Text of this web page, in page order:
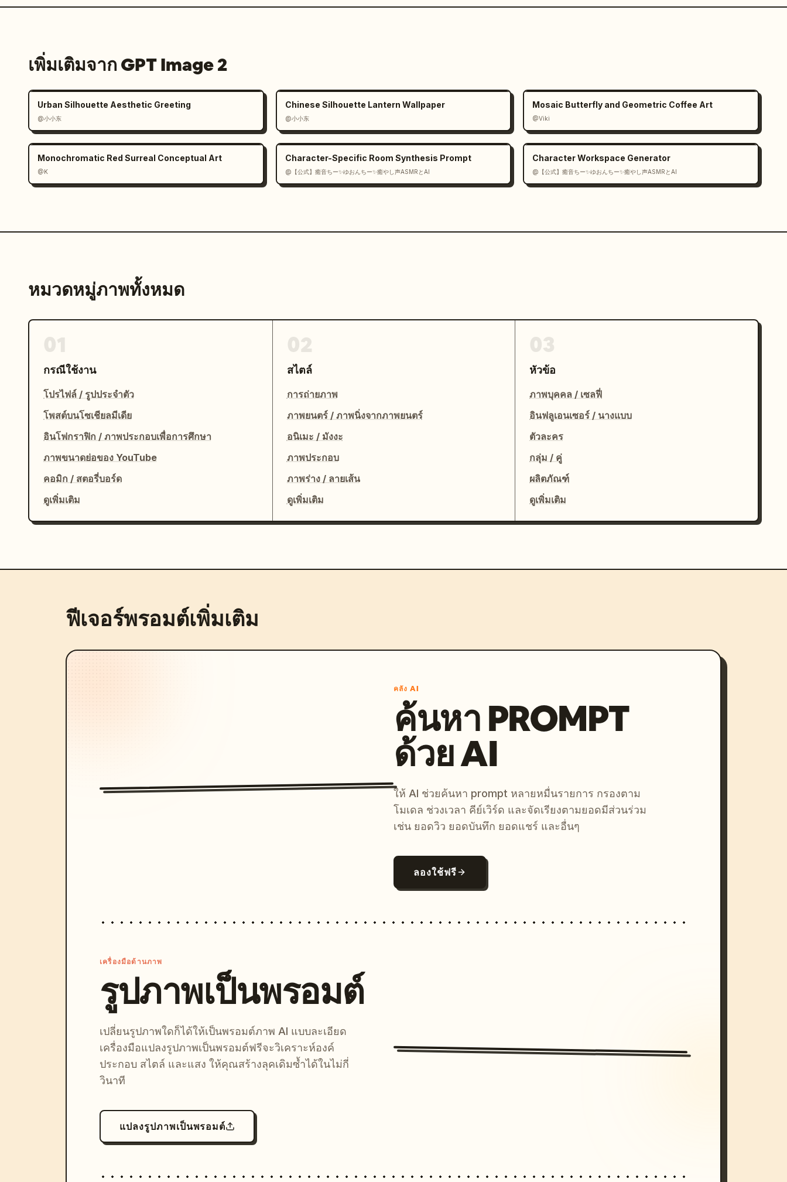
เพิ่มเติมจาก GPT Image 2
Urban Silhouette Aesthetic Greeting
@小小东
Chinese Silhouette Lantern Wallpaper
@小小东
Mosaic Butterfly and Geometric Coffee Art
@Viki
Monochromatic Red Surreal Conceptual Art
@K
Character-Specific Room Synthesis Prompt
@【公式】癒音ちー✨ゆおんちー✨癒やし声ASMRとAI
Character Workspace Generator
@【公式】癒音ちー✨ゆおんちー✨癒やし声ASMRとAI
หมวดหมู่ภาพทั้งหมด
กรณีใช้งาน
โปรไฟล์ / รูปประจำตัว
โพสต์บนโซเชียลมีเดีย
อินโฟกราฟิก / ภาพประกอบเพื่อการศึกษา
ภาพขนาดย่อของ YouTube
คอมิก / สตอรี่บอร์ด
ดูเพิ่มเติม
สไตล์
การถ่ายภาพ
ภาพยนตร์ / ภาพนิ่งจากภาพยนตร์
อนิเมะ / มังงะ
ภาพประกอบ
ภาพร่าง / ลายเส้น
ดูเพิ่มเติม
หัวข้อ
ภาพบุคคล / เซลฟี่
อินฟลูเอนเซอร์ / นางแบบ
ตัวละคร
กลุ่ม / คู่
ผลิตภัณฑ์
ดูเพิ่มเติม
ฟีเจอร์พรอมต์เพิ่มเติม
คลัง AI
ค้นหา PROMPT
ด้วย AI
ให้ AI ช่วยค้นหา prompt หลายหมื่นรายการ กรองตาม
โมเดล ช่วงเวลา คีย์เวิร์ด และจัดเรียงตามยอดมีส่วนร่วม
เช่น ยอดวิว ยอดบันทึก ยอดแชร์ และอื่นๆ
ลองใช้ฟรี
เครื่องมือด้านภาพ
รูปภาพเป็นพรอมต์
เปลี่ยนรูปภาพใดก็ได้ให้เป็นพรอมต์ภาพ AI แบบละเอียด
เครื่องมือแปลงรูปภาพเป็นพรอมต์ฟรีจะวิเคราะห์องค์
ประกอบ สไตล์ และแสง ให้คุณสร้างลุคเดิมซ้ำได้ในไม่กี่
วินาที
แปลงรูปภาพเป็นพรอมต์